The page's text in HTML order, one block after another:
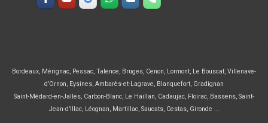
Bordeaux, Mérignac, Pessac, Talence, Bruges, Cenon, Lormont, Le Bouscat, Villenave-
d’Ornon, Eysines, Ambarès-et-Lagrave, Blanquefort, Gradignan
Saint-Médard-en-Jalles, Carbon-Blanc, Le Haillan, Cadaujac, Floirac, Bassens, Saint-
Jean-d’Illac, Léognan, Martillac, Saucats, Cestas, Gironde ...